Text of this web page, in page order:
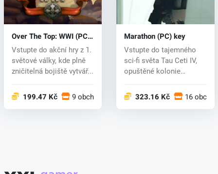
Over The Top: WWI (PC)
key
Vstupte do akční hry z 1.
světové války, kde plně
zničitelná bojiště vytvář...
199.47 Kč 9 obchodech
Marathon (PC) key
Vstupte do tajemného
sci-fi světa Tau Ceti IV,
opuštěné kolonie
323.16 Kč 16